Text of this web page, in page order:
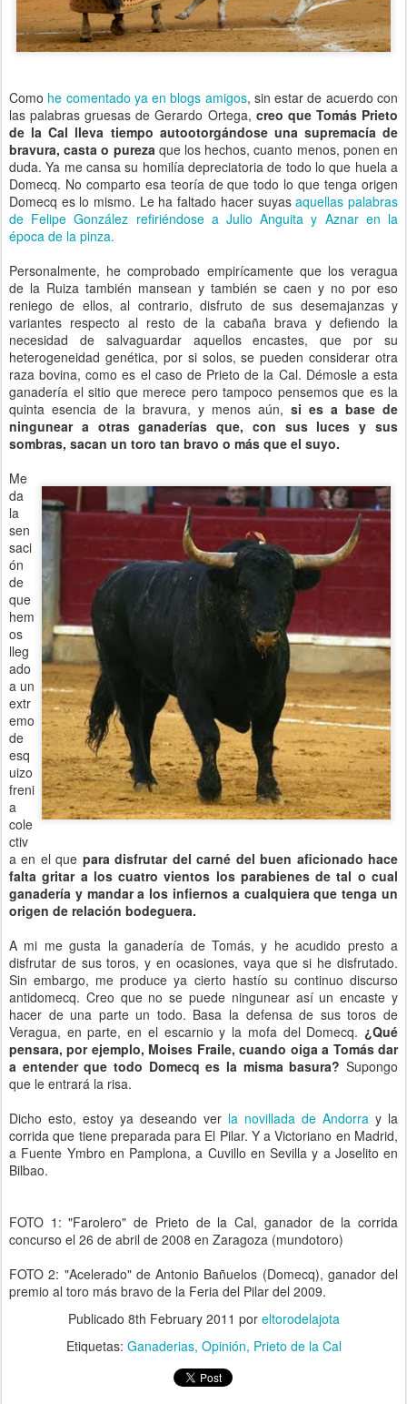
Como he comentado ya en blogs amigos, sin estar de acuerdo con
las palabras gruesas de Gerardo Ortega, creo que Tomás Prieto
de la Cal lleva tiempo autootorgándose una supremacía de
bravura, casta o pureza que los hechos, cuanto menos, ponen en
duda. Ya me cansa su homilía depreciatoria de todo lo que huela a
Domecq. No comparto esa teoría de que todo lo que tenga origen
Domecq es lo mismo. Le ha faltado hacer suyasaquellas palabras
de Felipe González refiriéndose a Julio Anguita y Aznar en la
época de la pinza.
Personalmente, he comprobado empirícamente que los veragua
de la Ruiza también mansean y también se caen y no por eso
reniego de ellos, al contrario, disfruto de sus desemajanzas y
variantes respecto al resto de la cabaña brava y defiendo la
necesidad de salvaguardar aquellos encastes, que por su
heterogeneidad genética, por si solos, se pueden considerar otra
raza bovina, como es el caso de Prieto de la Cal. Démosle a esta
ganadería el sitio que merece pero tampoco pensemos que es la
quinta esencia de la bravura, y menos aún, si es a base de
ningunear a otras ganaderías que, con sus luces y sus
sombras, sacan un toro tan bravo o más que el suyo.
Me
da
la
sen
saci
ón
de
que
hem
os
lleg
ado
a un
extr
emo
de
esq
uizo
freni
a
cole
ctiv
a en el que para disfrutar del carné del buen aficionado hace
falta gritar a los cuatro vientos los parabienes de tal o cual
ganadería y mandar a los infiernos a cualquiera que tenga un
origen de relación bodeguera.
A mi me gusta la ganadería de Tomás, y he acudido presto a
disfrutar de sus toros, y en ocasiones, vaya que si he disfrutado.
Sin embargo, me produce ya cierto hastío su continuo discurso
antidomecq. Creo que no se puede ningunear así un encaste y
hacer de una parte un todo. Basa la defensa de sus toros de
Veragua, en parte, en el escarnio y la mofa del Domecq. ¿Qué
pensara, por ejemplo, Moises Fraile, cuando oiga a Tomás dar
a entender que todo Domecq es la misma basura? Supongo
que le entrará la risa.
Dicho esto, estoy ya deseando ver la novillada de Andorra y la
corrida que tiene preparada para El Pilar. Y a Victoriano en Madrid,
a Fuente Ymbro en Pamplona, a Cuvillo en Sevilla y a Joselito en
Bilbao.
FOTO 1: "Farolero" de Prieto de la Cal, ganador de la corrida
concurso el 26 de abril de 2008 en Zaragoza (mundotoro)
FOTO 2: "Acelerado" de Antonio Bañuelos (Domecq), ganador del
premio al toro más bravo de la Feria del Pilar del 2009.
Publicado 8th February 2011 por eltorodelajota
Etiquetas: Ganaderias Opinión Prieto de la Cal